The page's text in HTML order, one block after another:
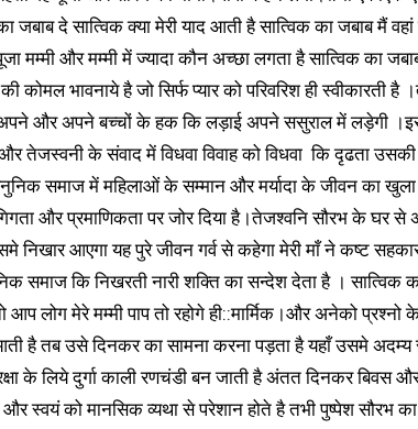
जबाब दे सात्विक क्या मेरी याद आती है सात्विक का जबाब मैं
मम्मी और मम्मी में ज्यादा कौन अच्छा लगता है सात्विक का जबाब
कोमल भावनाये है जो सिर्फ प्यार को परिवरिश ही
और अपने बच्चों के हक कि लड़ाई अपने ससुराल में लड़ेगी
तेजस्वनी के संवाद में विधवा विवाह को विधवा कि दृढता
समाज में महिलाओं के सम्मान और मर्यादा के जीवन का
और प्रमाणिकता पर जोर दिया है।तेजश्वनि सौरभ के घर
निखार आएगा यह पुरे जीवन गर्व से कहेगा मेरी माँ ने कष्ट
समाज कि निखरती नारी शक्ति का सन्देश देता है । सात्विक
आप लोग मेरे मम्मी पाप तो रहोगे ही::मार्मिक।और अनेको
है तब उसे दिनकर का सामना करना पड़ता है यहाँ उसमे अदम्य
के लिये दुर्गा काली रणचंडी बन जाती है अंतत दिनकर बिवस
स्वयं को मानसिक व्यथा से परेशान होते है तभी पुष्पेश सौरभ का